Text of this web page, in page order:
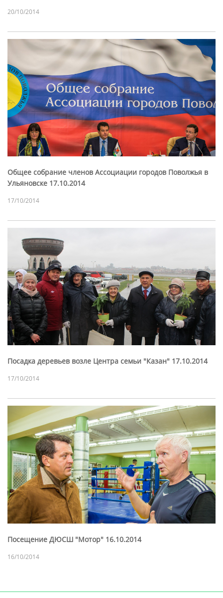
20/10/2014
Общее собрание членов Ассоциации городов Поволжья в
Ульяновске 17.10.2014
17/10/2014
Посадка деревьев возле Центра семьи "Казан" 17.10.2014
17/10/2014
Посещение ДЮСШ "Мотор" 16.10.2014
16/10/2014